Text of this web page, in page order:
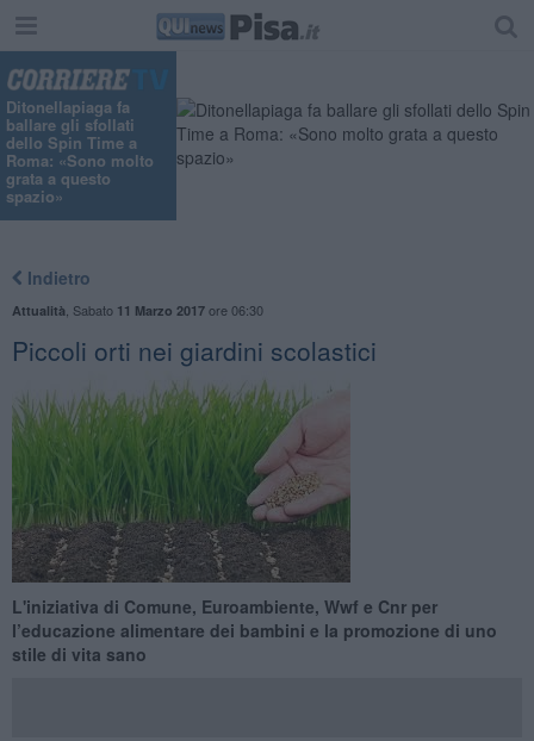
Ditonellapiaga fa
ballare gli sfollati
dello Spin Time a
Roma: «Sono molto
grata a questo
spazio»
Indietro
Attualità Sabato 11 Marzo 2017ore 06:30
Piccoli orti nei giardini scolastici
L'iniziativa di Comune, Euroambiente, Wwf e Cnr per
l’educazione alimentare dei bambini e la promozione di uno
stile di vita sano